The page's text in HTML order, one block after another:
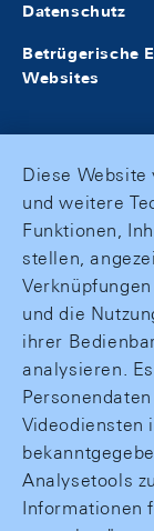
Datenschutz
Betrügerische
Websites
Diese Website
und weitere
Funktionen,
stellen,
und die
ihrer
analysieren.
Videodiensten
Analysetools
Informationen